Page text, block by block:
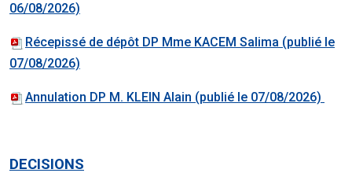
06/08/2026)
Récepissé de dépôt DP Mme KACEM Salima (publié le
07/08/2026)
Annulation DP M. KLEIN Alain (publié le 07/08/2026)
DECISIONS